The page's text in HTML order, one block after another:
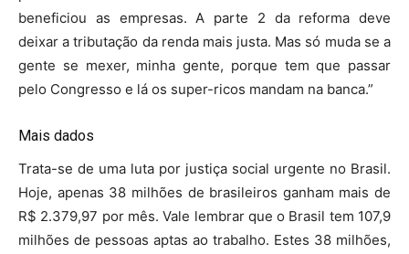
beneficiou as empresas. A parte 2 da reforma deve
deixar a tributação da renda mais justa. Mas só muda se a
gente se mexer, minha gente, porque tem que passar
pelo Congresso e lá os super-ricos mandam na banca.”
Mais dados
Trata-se de uma luta por justiça social urgente no Brasil.
Hoje, apenas 38 milhões de brasileiros ganham mais de
R$ 2.379,97 por mês. Vale lembrar que o Brasil tem 107,9
milhões de pessoas aptas ao trabalho. Estes 38 milhões,